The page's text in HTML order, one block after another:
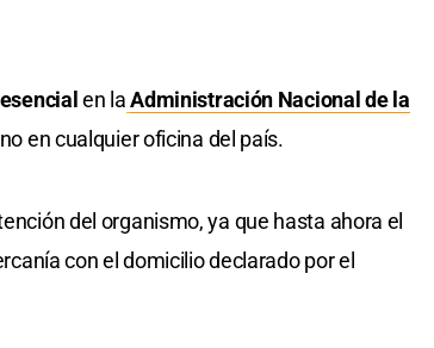
en la Administración Nacional de la
en cualquier oficina del país.
del organismo, ya que hasta ahora el
con el domicilio declarado por el